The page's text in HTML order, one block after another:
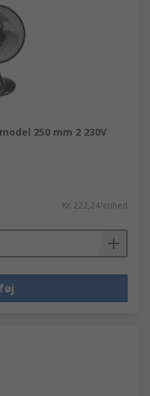
250 mm 2 230V
Kr. 222,24/enhed